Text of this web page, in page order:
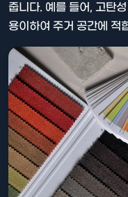
줍니다. 예를 들어, 고탄
용이하여 주거 공간에 적